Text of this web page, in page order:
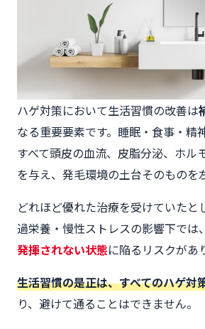
ハゲ対策において生活習慣の改善は
なる重要要素です。睡眠・食事・精
すべて頭皮の血流、皮脂分泌、ホル
を与え、発毛環境の土台そのものを
どれほど優れた治療を受けていたと
過栄養・慢性ストレスの影響下では、
発揮されない状態に陥るリスクがあ
生活習慣の是正は、すべてのハゲ対
り、避けて通ることはできません。